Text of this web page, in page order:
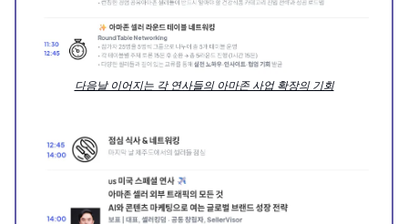
다음날 이어지는 각 연사들의 아마존 사업 확장의 기회